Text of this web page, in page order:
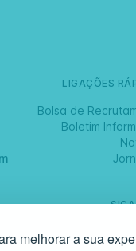
melhorar a sua
LIGAÇÕES
Bolsa de
Boletim